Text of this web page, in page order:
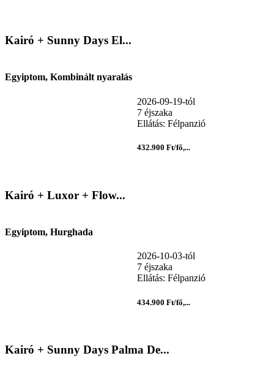
Kairó + Sunny Days El...
Egyiptom, Kombinált nyaralás
2026-09-19-tól
7 éjszaka
Ellátás: Félpanzió
432.900 Ft/fő,...
Kairó + Luxor + Flow...
Egyiptom, Hurghada
2026-10-03-tól
7 éjszaka
Ellátás: Félpanzió
434.900 Ft/fő,...
Kairó + Sunny Days Palma De...